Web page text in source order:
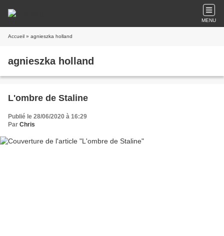
MENU
Accueil » agnieszka holland
agnieszka holland
L'ombre de Staline
Publié le 28/06/2020 à 16:29
Par Chris